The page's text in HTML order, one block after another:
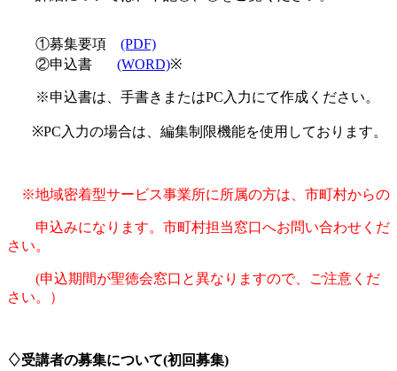
①募集要項 (PDF)
②申込書 (WORD)※
※申込書は、手書きまたはPC入力にて作成ください。
※PC入力の場合は、編集制限機能を使用しております。
※地域密着型サービス事業所に所属の方は、市町村からの
申込みになります。市町村担当窓口へお問い合わせくだ
さい。
(申込期間が聖徳会窓口と異なりますので、ご注意くだ
さい。）
♢受講者の募集について(初回募集)